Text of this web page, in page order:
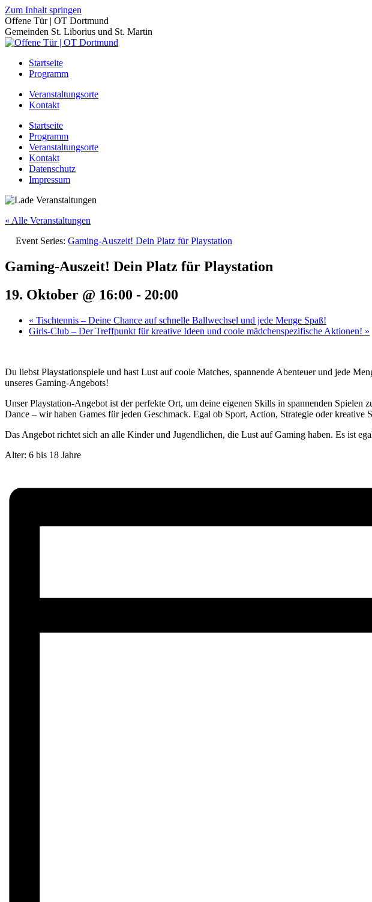
Zum Inhalt springen
Offene Tür | OT Dortmund
Gemeinden St. Liborius und St. Martin
Startseite
Programm
Veranstaltungsorte
Kontakt
Startseite
Programm
Veranstaltungsorte
Kontakt
Datenschutz
Impressum
« Alle Veranstaltungen
Event Series: Gaming-Auszeit! Dein Platz für Playstation
Gaming-Auszeit! Dein Platz für Playstation
19. Oktober @ 16:00 - 20:00
« Tischtennis – Deine Chance auf schnelle Ballwechsel und jede Menge Spaß!
Girls-Club – Der Treffpunkt für kreative Ideen und coole mädchenspezifische Aktionen! »
Du liebst Playstationspiele und hast Lust auf coole Matches, spannende Abenteuer und jede
unseres Gaming-Angebots!
Unser Playstation-Angebot ist der perfekte Ort, um deine eigenen Skills in spannenden
Dance – wir haben Games für jeden Geschmack. Egal ob Sport, Action, Strategie oder kreative
Das Angebot richtet sich an alle Kinder und Jugendlichen, die Lust auf Gaming haben. Es ist
Alter: 6 bis 18 Jahre